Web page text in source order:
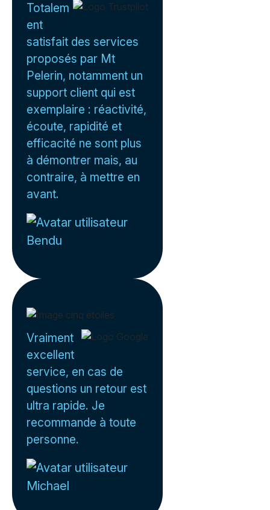
Totalem
ent
satisfait des services
proposés par Mt
Pelerin, notamment un
support client qui est
exemplaire : réactivité,
écoute, rapidité et
efficacité ne sont plus
à démontrer mais, au
contraire, à mettre en
avant.
Bendu
Vraiment
excellent
service, en cas de
questions un retour est
ultra rapide. Je
recommande à toute
personne.
Michael